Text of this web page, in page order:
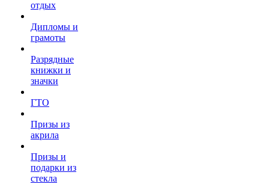
отдых
Дипломы и
грамоты
Разрядные
книжки и
значки
ГТО
Призы из
акрила
Призы и
подарки из
стекла